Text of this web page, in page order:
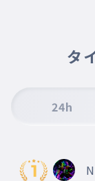
タ
24h